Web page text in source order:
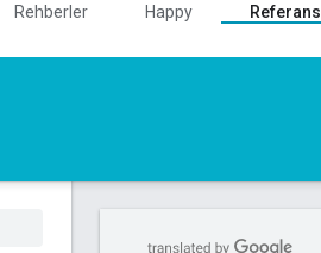
Rehberler Happy Referans